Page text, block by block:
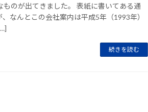
ものが出てきました。 表紙に書いてある通
なんとこの会社案内は平成5年（1993年）
続きを読む